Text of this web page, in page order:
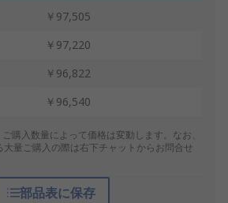
￥97,505
￥97,220
￥96,822
￥96,540
購入数量によって価格は変動します。なお、
量ご購入の際は右下チャットからお問合せ
部品表に保存